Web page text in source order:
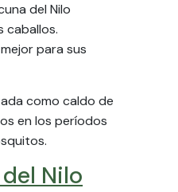
del Nilo
caballos.
para sus
como caldo de
en los períodos
Nilo